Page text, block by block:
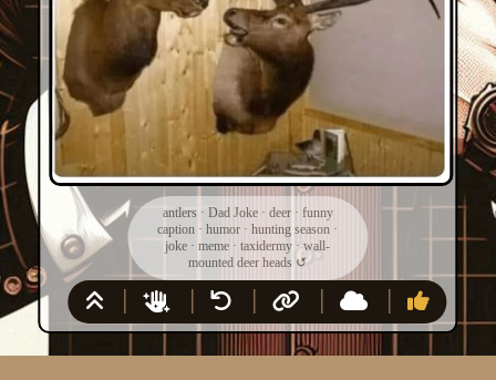
antlers· Dad Joke· deer· funny
caption ·humor ·hunting season ·
joke ·meme ·taxidermy ·wall-
mounted deer heads ↺